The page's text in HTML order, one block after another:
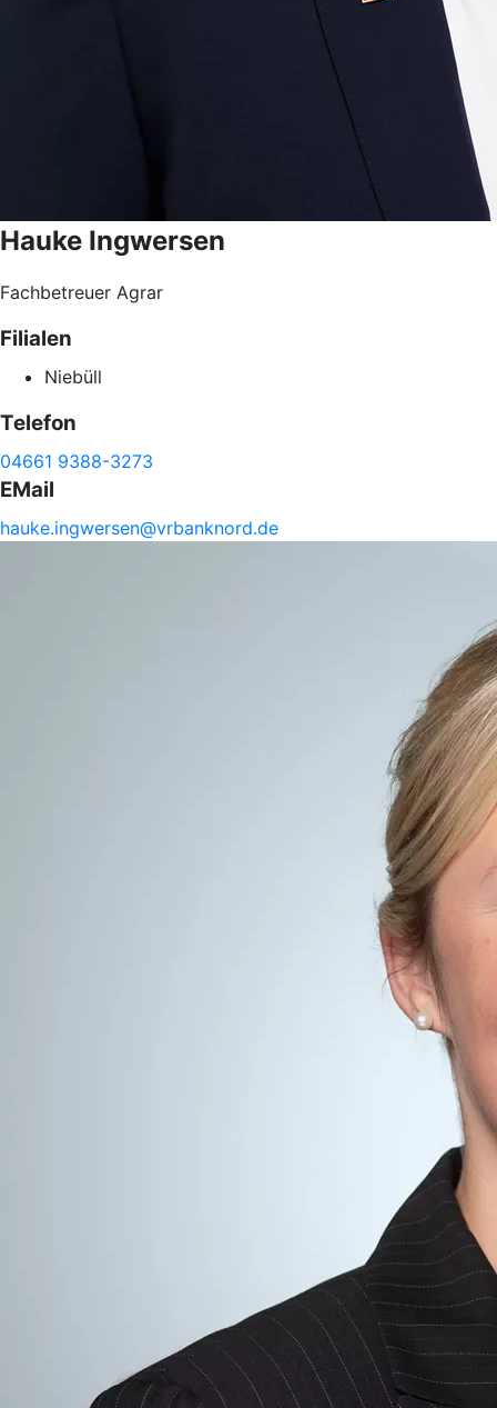
Hauke Ingwersen
Fachbetreuer Agrar
Filialen
Niebüll
Telefon
04661 9388-3273
EMail
hauke.ingwersen@vrbanknord.de